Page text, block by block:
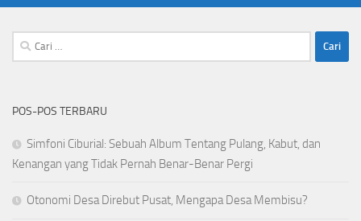
Cari
untuk:
POS-POS TERBARU
Simfoni Ciburial: Sebuah Album Tentang Pulang, Kabut, dan
Kenangan yang Tidak Pernah Benar-Benar Pergi
Otonomi Desa Direbut Pusat, Mengapa Desa Membisu?